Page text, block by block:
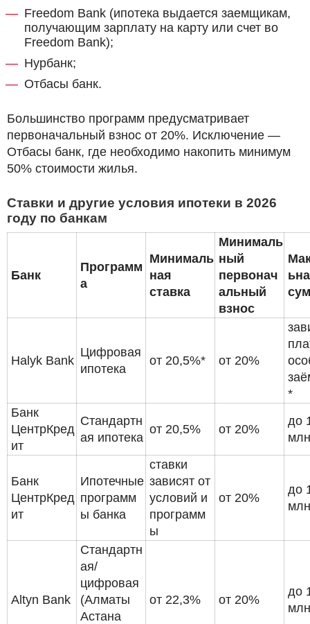
Freedom Bank (ипотека выдается заемщикам,
получающим зарплату на карту или счет во
Freedom Bank);
Нурбанк;
Отбасы банк.
Большинство программ предусматривает
первоначальный взнос от 20%. Исключение —
Отбасы банк, где необходимо накопить минимум
50% стоимости жилья.
Ставки и другие условия ипотеки в 2026
году по банкам
Банк
Программ
а
Минималь
ная
ставка
Минималь
ный
первонач
альный
взнос
Halyk Bank
Цифровая
ипотека
от 20,5%* от 20%
*
Банк
ЦентрКред
ит
Стандартн
ая ипотека
от 20,5% от 20%
до
Банк
ЦентрКред
ит
Ипотечные
программ
ы банка
ставки
зависят от
условий и
программ
ы
от 20%
до
Altyn Bank
Стандартн
ая/
цифровая
(Алматы
Астана
от 22,3% от 20%
до